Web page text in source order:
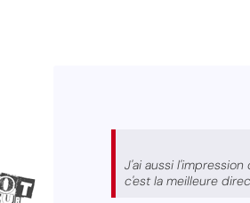
J'ai aussi
c'est la meilleure